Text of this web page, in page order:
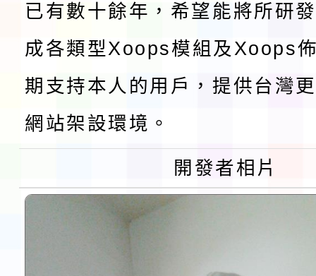
實施要點各1份
程
函轉國家通訊傳播委員
鎮韌性（防空）演習－
「115年金融知識線上
法」
本校115學年度第1學
第3次招考代課鐘點教
告(不再辦理後續甄選)
檢送「桃園市115學年
賽實施要點」1份
本市「115學年度學生
程安排一案
「桃園市補助參觀特色
已有數十餘年，希望能將所研
成各類型Xoops模組及Xoops
期支持本人的用戶，提供台灣
網站架設環境。
開發者相片